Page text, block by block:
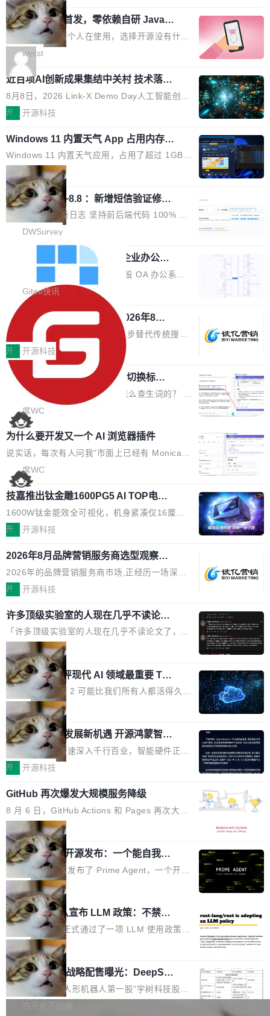
阶段。 10 万亿是什么概念？Anthropic 目前最
大的模型 Mythos 5 约 8 万亿参数。DeepSeek
V4-Pro 是 1.6 万亿。月之暗面的 Kimi K3 是 2.
8 万亿。美团 LongCat-2.0 是 1.6 万亿。字节
跳动的这个未命名模型，直接跳到了 10 万亿。
预训练通常需要 3 到 6 个月，之后还有微调阶
段。按这个时间线，最早可能在 2026 年底或 2
027 年初发布。 这个节点很微妙。Anthropic 刚
在 5 月发布了 Mythos 5...
wastnet 开源首发，零依赖自研 Java H
TTP/2 框架，性能对标 Undertow !
这个项目一直是个人在使用，选择开源没有什么
动机理由，就是想开源了，如果非要说一个，那
就是它多少弥补了国产 Java 自研 HTTP/2 框架
这块空白——放眼国产 Java 生态，能拿出手的
HTTP/2 网络框架，要么闭源，要么底层建立在
Netty 之上，真正自研的 Java 实现几乎没有。
wastnet 是一款完全自研、零第三方依赖的轻量
级 Java 网络应用框架，核心基于 JDK 原生 NI
O 构建 Reactor 多路复用模型，不依赖 Netty、
Tomcat 等任何第三方网络库。其 HTTP/2 协议
栈从 HPACK、Huffman 到 ALPN 均为自主实
现，在基准测试中与 Un...
wycst
近百项AI创新成果集结中关村 技术落地
与产业迭代提速
8月8日，2026 Link-X Demo Day人工智能创新
项目展在北京中关村举办。本次活动由星连资
业、学术、投资人士，集中展出近百项覆盖AI芯
片、算力、模型、应用全链条创新项目，聚焦AI
技术产业化落地与资本对接，呈现当前国内AI前
沿技术突破与商业化最新进展。 活动围绕AI学术
研究与产业落地融合展开多维度研讨。星连资本
创始合伙人张鸣晨表示，AI产业化是长期产融结
合过程，早期优质技术项目需持续资本与产业资
者、产业专家、投资人围绕AI前沿技术瓶颈、行
业固有认知重构等议题展开跨界对话，聚焦行业
真实痛点与突破方向...
开 开源科技
Windows 11 内置天气 App 占用内存超
过 1GB
Windows 11 内置天气应用，占用了超过 1GB
内存。 Notebookcheck 的测试发现这个数字
时，反复确认了多次。不是 100MB，不是 500
MB，是 1 个 G。一个显示天气的应用。 Windo
ws 内置应用臃肿早就是老话题了，但一款天气
应用占用内存就超过 1G 还是过于离谱——问题
个嵌在 Edge WebView 里的网页。它不是一个
「应用」，它是一个运行在浏览器引擎里的网
页，外面套了一层 Windows 的壳。 WebView2
本身就是个内存大户。它加载了完整的 Edge 渲
染引擎，包括 JavaScript 引擎...
局
调问更新7.26~8.8 ：新增短信验证修
改，考试能力升级
DWSurvey 更新日志 坚持前后端代码 100% 开
源助力企业建设自主可控的问卷调研系统 官网地
址www.diaowen.net ➔ 源码下载Gitee 仓库 ➔
本次更新新增短信验证修改已答问卷功能，提升
答卷安全性；同时升级考试能力，完善填空题判
分、防切屏等功能体验，并优化多项产品细节，
提升整体使用体验。 新增功能 01. 新增验证手
机号后查看、修改已答问卷功能 02. 新增填空题
判分功能 03. 添加协作管理员支持树形结构选择
体验优化与修复 •页面与体验优化 优化工作台首
页 UI 展示效果，提升页面使用体验。 优化防切
屏提醒规则，调整为每次切屏均触发提示，提升
考试规范性。 优化登录状...
DWSurvey
勾股 OA v6.0.2 已经发布，企业办公系
勾股 OA v6.0.2 已经发布。 勾股 OA 办公系统
是一款简单实用的开源的企业办公系统。系统集
成了系统设置、附件管理、人事管理、行政管
理、消息管理、资产管理、企业公告、知识网
盘、审批流程设置、办公审批、工作计划、工作
汇报、工作日志、日常办公、财务管理、客户管
理、合同管理、项目管理、任务管理等功能模
块。系统简约，易于功能扩展，方便二次开发，
可以用来做日常 OA，CRM，ERP，业务管理等
系统。 勾股OA6.0.2版本主要是对勾股OA 6第
一个大版本发布的部分功能细节优化和bug问题
修复的版本，具体更新日志如下： 1、补全新版
本的各个审批类型的审批单导出 2、优化各个审
Gitee快讯
942亿赛道如何选对伙伴？2026年8月G
EO公司推荐
当DeepSeek、豆包等大模型逐步替代传统搜索
成为用户获取信息的主要入口,品牌竞争的逻辑变
了:不再是争抢关键词排名,而是想办法进入AI脱
口而出的那个答案。"GEO公司推荐"这个搜索词
背后,折射的是企业面对新兴服务赛道时的集体困
惑——该信谁、看什么、怎么选。 据易观分析
《中国GEO市场产业图谱》数据,2026年中国GE
O行业规模预计达942亿元,同比增长169.7%。G
artner同期预测,传统搜索引擎访问量年内将下滑
25%,AI载体流量占比突破40%;埃森哲2025年中
国消费者调研则指出,37%的用户在有明确购买需
求时倾向于先问AI。几组数据指向一致:GEO已
从营销"加分项"变成品牌在AI时...
开 开源科技
任意网页划词 AI 问答：不用切换标签页
的效率秘诀
看英文技术文档的时候，你是怎么查生词的？ 我
猜大多数人的流程是：选中单词 → Ctrl+C → 切
到翻译标签页 → Ctrl+V → 看翻译 → 切回原
文。遇到不懂的代码片段，再切到 ChatGPT 问
一下。来回切换几次，思路早断了。 今天介绍的
开源 Chrome 扩展 AI Helper，有一个划词浮动
工具栏功能，能让你在任意网页选中文本就直接
用 AI，完全不用切换标签页。 划词工具栏是什
么 安装 AI Helper 后，在任意网页选中文本，选
区旁边会自动浮现一个工具栏： 工具 功能 典型
场景 AI 搜索 联网搜索相关信息 看到陌生概念，
想快速了解背景 解释 让 AI 解释选中文本 读到
费解...
席WC
为什么要开发又一个 AI 浏览器插件
说实话，每次有人问我"市面上已经有 Monica、
Sider、Copilot for Chrome 这些 AI 浏览器插件
了，你为什么还要再做一个"，我都觉得这个问题
问得好。 因为我自己也是从用户变成开发者的。
现有产品的天花板 我用过不少 AI 浏览器插件。
刚开始觉得都挺好——选中一段文字，弹出解
要。但用久了你会发现，它们本质上都是同一类
东西：一个带网页上下文的聊天框。 它们能读取
页面的文本，然后把文本丢给大模型，再返回一
段回答。仅此而已。 这当然有用，但总觉得差点
意思。比如我在一个后台管理系统里，需要填50
个表单字段，每个字段还有联动逻辑；比如我
想...
席WC
技嘉推出钛金雕1600PG5 AI TOP电
源：为发烧级主机与本地AI算力打造旗
舰供电方案
1600W钛金能效全可视化，机身紧凑仅16厘米
继2026台北电脑展首度亮相后，技嘉科技近日正
电源专为发烧级DIY主机与本地AI算力平台打
造，整机长度仅16厘米，提供1600W额定功率
与80PLUS钛金能效；支持ATX 3.1与PCIe 5.1
规范，结合服务器级元件、完善供电线材与内置
实时LCD监控屏，可充分满足当下高阶PC主机
的严苛使用需求。 澎湃功率，紧凑机身 钛金雕1
600PG5 AI TOP具备强悍输出功率，同时实现
机身尺寸大幅精简。整机长度仅16厘米，属于同
功率段机身尺寸十分紧凑的1600W电源产品。小
巧机身有效提升市面主流标准A...
开 开源科技
2026年8月品牌营销服务商选型观察：
从流量思维到品牌资产思维的范式转移
2026年的品牌营销服务商市场,正经历一场深刻
的价值重构。全球全案品牌代理机构市场从2025
复合增长率达5.44%,预计2032年将突破120亿美
元。数字广告与公共关系相关服务市场更是从20
25年的8463亿美元扩张至2026年的8763亿美
元。数字的背后是一个清晰的事实——品牌对专
业化营销服务的需求从未如此迫切。 但市场扩容
的同时,服务商的竞争逻辑正在改变。2026年Top
Agency年度合辑的观察指出,“产品”这个离消费
者最近的载体,在整个品牌营销层面的权重显著变
高了。全域营销服务商的竞争正在从规模转向深
度,案例厚度、全域覆盖、多线协同...
开 开源科技
许多顶级实验室的人现在几乎不读论文
了
「许多顶级实验室的人现在几乎不读论文了，而
且他们认为 ICLR/ICML/NeurIPS 充斥着大量过
度宣传和欺诈。」 OpenAI 研究员 Keller Jorda
n 这条推文引发了广泛讨论。他不是在说风凉
话，他是说出了一个圈内人尽皆知但很少公开捅
破的事实。 Jordan 随后补充了一句软化声明：
「我不认为这些会议上大部分论文都在过度宣传
或造假。问题是，作为读者，如果你筛选出那些
看起来最令人兴奋的论文，那它们大部分都是过
度宣传的。」 这才是真正的痛点。不是所有论文
都有问题，是最吸引眼球的那批论文最有问题。
他引用的帖子来自 Mathew Shen，一位 ICLR 2
026 的读者：「看了篇 ...
局
xAI 前工程师评现代 AI 领域最重要 Top
3 开源项目
Flash Attention 2 可能比我们所有人都活得久。
这句话不是来自某个技术博客，而是出自 Hieu
Pham 的一条推文。Hieu Pham 是谁？他是 xAI
的早期工程师之一，在 Grok 训练基础设施团队
工作过。近日他在 X 上发了一条帖子，列出了他
认为现代 AI 领域最重要的三个开源项目。 第一
理由很具体。FA 系列不需要解释，但 FA2 是他
认为最重要的一个——复杂度恰到好处，刚好能
驱动你去学 CuTe，但还没被那些"邪恶的" Hopp
er++ 优化所淹没，足够容易修改和适配。 更关
键的是 FA2 的持久性...
局
共商智能硬件发展新机遇 开源鸿蒙智能
硬件开发者日杭州站即将举行
随着万物智联加速深入千行百业，智能硬件正从
单点设备迈向智能化、网联化、协同化发展。作
鸿蒙通过统一技术底座和分布式能力，为不同类
型智能设备的开发、连接与互联提供关键支撑，
也为产业链企业探索产品创新与商业增长打开新
的空间。 8月14日，开源鸿蒙智能硬件开发者日
（OHDD：OpenHarmony Hardware Develope
r Day）将在杭州启航。活动面向智能硬件产业
链企业和开发者，邀请行业专家与资深技术顾
问，围绕开源鸿蒙技术能力、设备适配、芯片适
配、功耗与稳定性调优、兼容性测评及统一互联
等内容展开系统讲解和实战交流，帮助企业进一
步了解开源鸿蒙在智能...
开 开源科技
GitHub 再次爆发大规模服务降级
8 月 6 日，GitHub Actions 和 Pages 再次大规
模服务降级，Actions 完全不可用超过 5 小时，
webhook 停发，连自托管 runner 也因调度层故
障无法工作。Pages、Copilot code review、C
opilot coding agent 全部受影响。从检测到完全
恢复，大约 12 小时。 这是 2026 年 8 月的第六
起事故，其中四起与 AI/Copilot 服务相关。 Git
Hub 员工 kdaigle 在 HN 讨论中贴出了一组数
据：2025 年全年 10 亿次 commit。现在，每周
2.75 亿次，全年预计 140 亿次。GitHub...
局
Prime Agent 开源发布：一个能自我改
进的编程 Agent，ARC-AGI 3 超越人类
专家基线
Prime Intellect 发布了 Prime Agent，一个开源
的编程 Agent Harness，核心设计围绕两个抽
象：Recursive Language Model（RLM）和 C
ontinual Harness。在 ARC-AGI 3 基准测试
上，Prime Agent + Opus 5 的组合达到了 95.
5% RHAE Best@1，超过了 ARC 报告的人类专
家基线 95.4%。 不是又一个 coding agent 包装
器 Prime Agent 的架构和市面上大多数 coding
agent 有本质区别。大多数 agent harness 的设
计是基于早期模型的能力—...
局
Rust 项目团队宣布 LLM 政策：不禁
止，但你要承认哪些代码不是你写的
Rust 语言项目正式通过了一项 LLM 使用政策，
覆盖 rust-lang/rust 单一仓库的代码贡献。这不
是项目级别的官方立场，目前由五个团队采纳，
但它可能是主流开源项目中关于 AI 辅助贡献最
细致的一份规则。 政策的核心只有一句话：LLM
可以用来分析、提炼、审阅、建议，但不能用来
局
宇树科技 IPO 战略配售曝光：DeepSe
ek 获配 93.3 万股，锁定 36 个月
8月6日晚间，“人形机器人第一股”宇树科技股份
有限公司披露IPO发行价格及战略配售结果，杭
白开水不加糖